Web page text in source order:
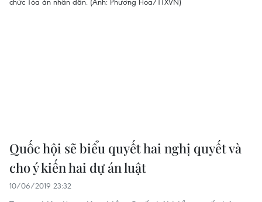
Quốc hội sẽ biểu quyết hai nghị quyết và
cho ý kiến hai dự án luật
10/06/2019 23:32